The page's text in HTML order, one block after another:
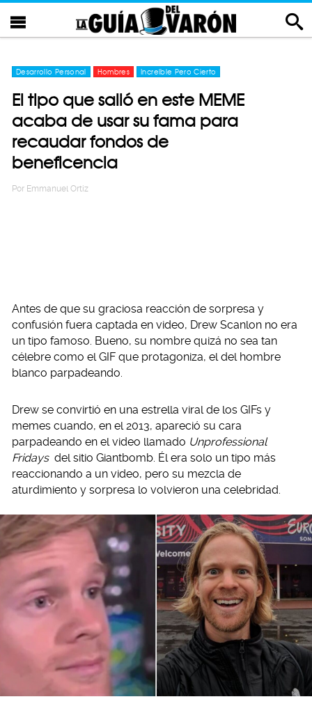
Desarrollo Personal Hombres Increíble Pero Cierto
El tipo que salió en este MEME
acaba de usar su fama para
recaudar fondos de
beneficencia
Por Emmanuel Ortiz
Antes de que su graciosa reacción de sorpresa y
confusión fuera captada en video, Drew Scanlon no era
un tipo famoso. Bueno, su nombre quizá no sea tan
célebre como el GIF que protagoniza, el del hombre
blanco parpadeando.
Drew se convirtió en una estrella viral de los GIFs y
memes cuando, en el 2013, apareció su cara
parpadeando en el video llamado Unprofessional
Fridays del sitio Giantbomb. Él era solo un tipo más
reaccionando a un video, pero su mezcla de
aturdimiento y sorpresa lo volvieron una celebridad.